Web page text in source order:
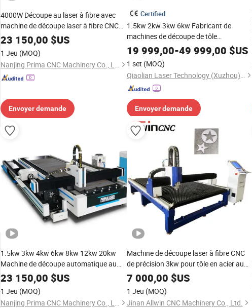
4000W Découpe au laser à fibre avec
machine de découpe laser à fibre CNC
pour tubes carrés automatiques
23 150,00 $US
1 Jeu (MOQ)
Nanjing Prima CNC Machinery Co., Ltd.
Envoyer demande
Certified
1.5kw 2kw 3kw 6kw Fabricant de
machines de découpe de tôle
Fournisseurs Usine Découpe laser à fibre
19 999,00-49 999,00 $US
1 set (MOQ)
Qiaolian Laser Technology (Xuzhou) Co., Ltd.
Envoyer demande
1.5kw 3kw 4kw 6kw 8kw 12kw 20kw
Machine de découpe automatique au
laser à fibre pour tôle ou tube en acier
inoxydable, fer, aluminium, cuivre
23 150,00 $US
1 Jeu (MOQ)
Nanjing Prima CNC Machinery Co., Ltd.
Machine de découpe laser à fibre CNC
de précision 3kw pour tôle en acier au
carbone
7 000,00 $US
1 Jeu (MOQ)
Jinan Allwin CNC Machinery Co., Ltd.